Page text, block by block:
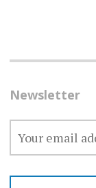
Newsletter